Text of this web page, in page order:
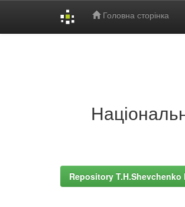
Головна сторінка
Repository